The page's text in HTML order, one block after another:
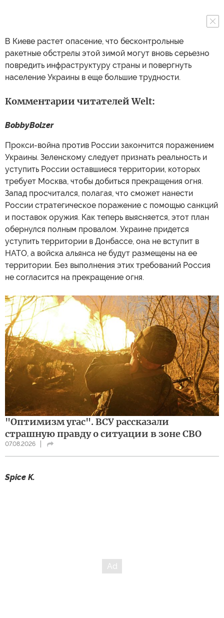
В Киеве растет опасение, что бесконтрольные
ракетные обстрелы этой зимой могут вновь серьезно
повредить инфраструктуру страны и повергнуть
население Украины в еще большие трудности.
Комментарии читателей Welt:
BobbyBolzer
Прокси-война против России закончится поражением
Украины. Зеленскому следует признать реальность и
уступить России оставшиеся территории, которых
требует Москва, чтобы добиться прекращения огня.
Запад просчитался, полагая, что сможет нанести
России стратегическое поражение с помощью санкций
и поставок оружия. Как теперь выясняется, этот план
обернулся полным провалом. Украине придется
уступить территории в Донбассе, она не вступит в
НАТО, а войска альянса не будут размещены на ее
территории. Без выполнения этих требований Россия
не согласится на прекращение огня.
"Оптимизм угас". ВСУ рассказали
страшную правду о ситуации в зоне СВО
07.08.2026
Spice K.